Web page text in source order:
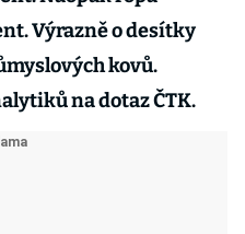
Výrazně o desítky
kovů.
na dotaz ČTK.